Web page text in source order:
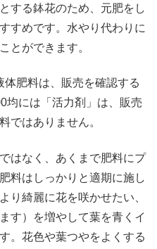
する鉢花のため、元肥をし
すめです。水やり代わりに
とができます。
肥料は、販売を確認する
均には「活力剤」は、販売
ではありません。
はなく、あくまで肥料にプ
料はしっかりと適期に施し
り綺麗に花を咲かせたい、
す）を増やして葉を青くイ
。花色や葉つやをよくする
ー